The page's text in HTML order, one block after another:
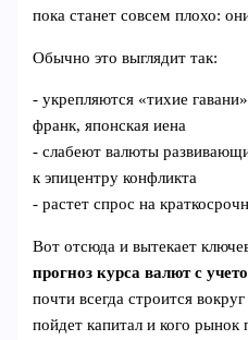
пока станет совсем плохо:
Обычно это выглядит так:
- укрепляются «тихие
франк, японская иена
- слабеют валюты
к эпицентру конфликта
- растет спрос на
Вот отсюда и вытекает
прогноз курса валют с
почти всегда строится
пойдет капитал и кого